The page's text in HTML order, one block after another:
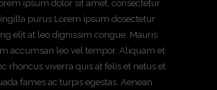
ipsum dolor sit amet, consectetur
purus Lorem ipsum dosectetur
elit at leo dignissim congue. Mauris
accumsan leo vel tempor. Aliquam et
rhoncus viverra quis at felis et netus et
fames ac turpis egestas. Aenean